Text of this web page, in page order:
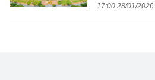
17:00 28/01/2026